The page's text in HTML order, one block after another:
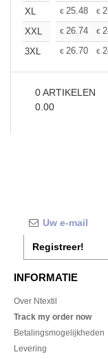
XL
€ 25.48 €
XXL
€ 26.74 €
3XL
€ 26.70 €
0ARTIKELEN
0.00
Registreer!
INFORMATIE
Over Ntextil
Track my order now
Betalingsmogelijkheden
Levering